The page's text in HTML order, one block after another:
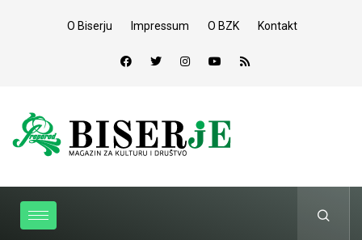
O Biserju Impressum O BZK Kontakt